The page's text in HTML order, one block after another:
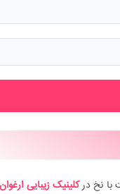
با نخ درکلینیک زیبایی ارغوان